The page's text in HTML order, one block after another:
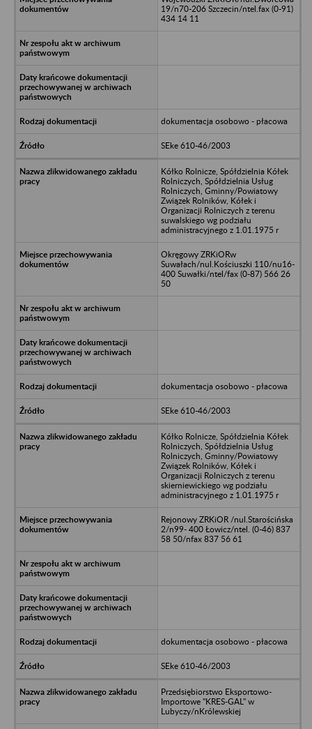
19/n70-206 Szczecin/ntel.fax (0-91)
434 14 11
dokumentacja osobowo - płacowa
SEke 610-46/2003
Kółko Rolnicze, Spółdzielnia Kółek
Rolniczych, Spółdzielnia Usług
Rolniczych, Gminny/Powiatowy
Związek Rolników, Kółek i
Organizacji Rolniczych z terenu
suwalskiego wg podziału
administracyjnego z 1.01.1975 r
Okręgowy ZRKiORw
Suwałach/nul.Kościuszki 110/nu16-
400 Suwałki/ntel/fax (0-87) 566 26
50
dokumentacja osobowo - płacowa
SEke 610-46/2003
Kółko Rolnicze, Spółdzielnia Kółek
Rolniczych, Spółdzielnia Usług
Rolniczych, Gminny/Powiatowy
Związek Rolników, Kółek i
Organizacji Rolniczych z terenu
skierniewickiego wg podziału
administracyjnego z 1.01.1975 r
Rejonowy ZRKiOR /nul.Starościńska
2/n99- 400 Łowicz/ntel. (0-46) 837
58 50/nfax 837 56 61
dokumentacja osobowo - płacowa
SEke 610-46/2003
Przedsiębiorstwo Eksportowo-
Importowe "KRES-GAL" w
Lubyczy/nKrólewskiej